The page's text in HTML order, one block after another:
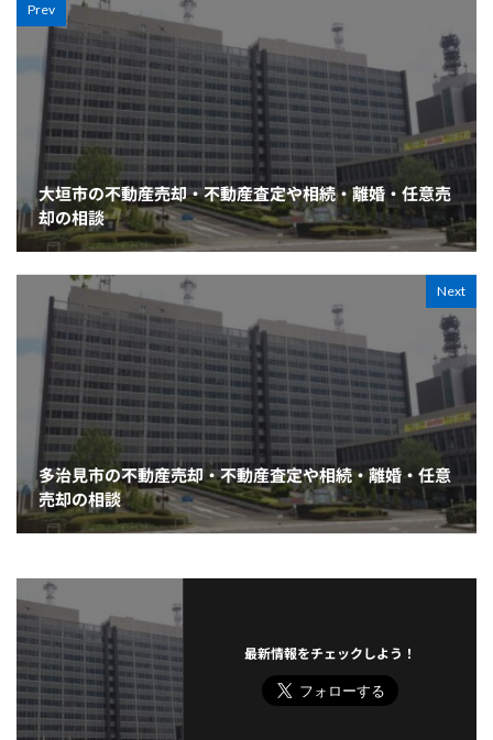
Prev
大垣市の不動産売却・不動産査定や相続・離婚・任意売
却の相談
Next
多治見市の不動産売却・不動産査定や相続・離婚・任意
売却の相談
最新情報をチェックしよう！